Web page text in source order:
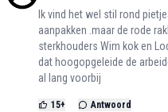
Ik vind het wel stil rond
aanpakken .maar de rode
sterkhouders Wim kok en
dat hoogopgeleide de
al lang voorbij
15+ Antwoord